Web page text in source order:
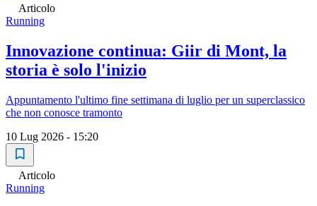
Articolo
Running
Innovazione continua: Giir di Mont, la
storia è solo l'inizio
Appuntamento l'ultimo fine settimana di luglio per un superclassico
che non conosce tramonto
10 Lug 2026 - 15:20
Articolo
Running